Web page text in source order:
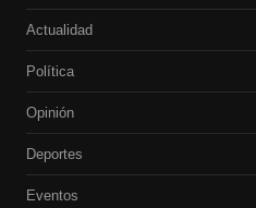
Actualidad
Política
Opinión
Deportes
Eventos